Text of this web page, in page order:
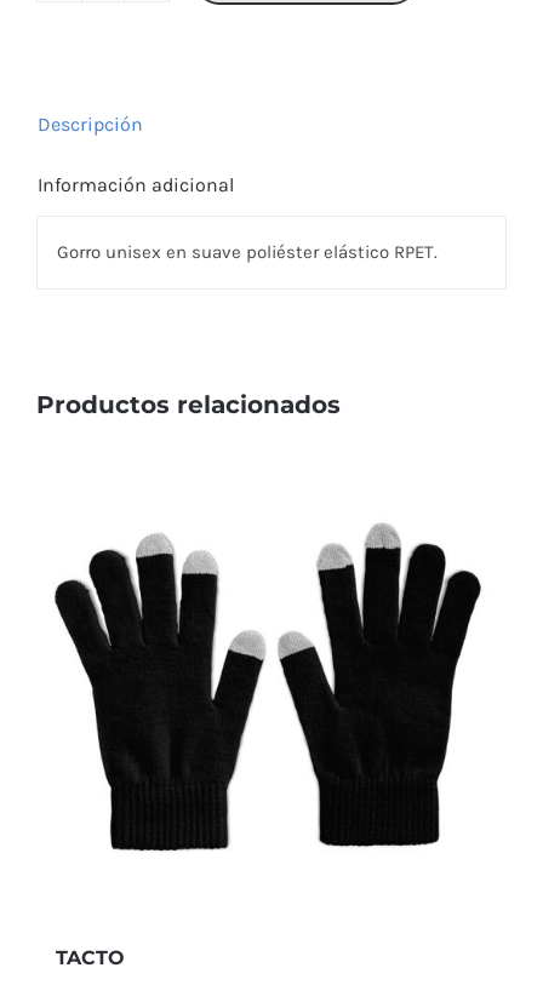
Descripción
Información adicional
Gorro unisex en suave poliéster elástico RPET.
Productos relacionados
TACTO